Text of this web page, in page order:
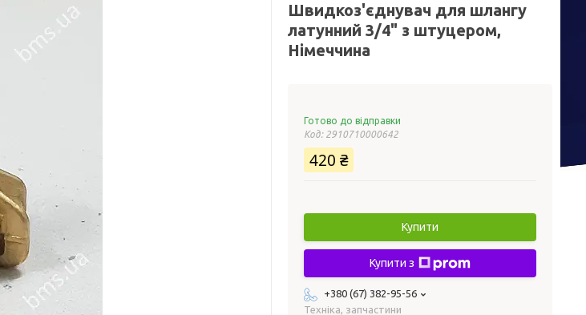
Швидкоз'єднувач для шлангу
латунний 3/4" з штуцером,
Німеччина
Готово до відправки
Код: 2910710000642
420 ₴
Купити
Купити з
+380 (67) 382-95-56
Техніка, запчастини